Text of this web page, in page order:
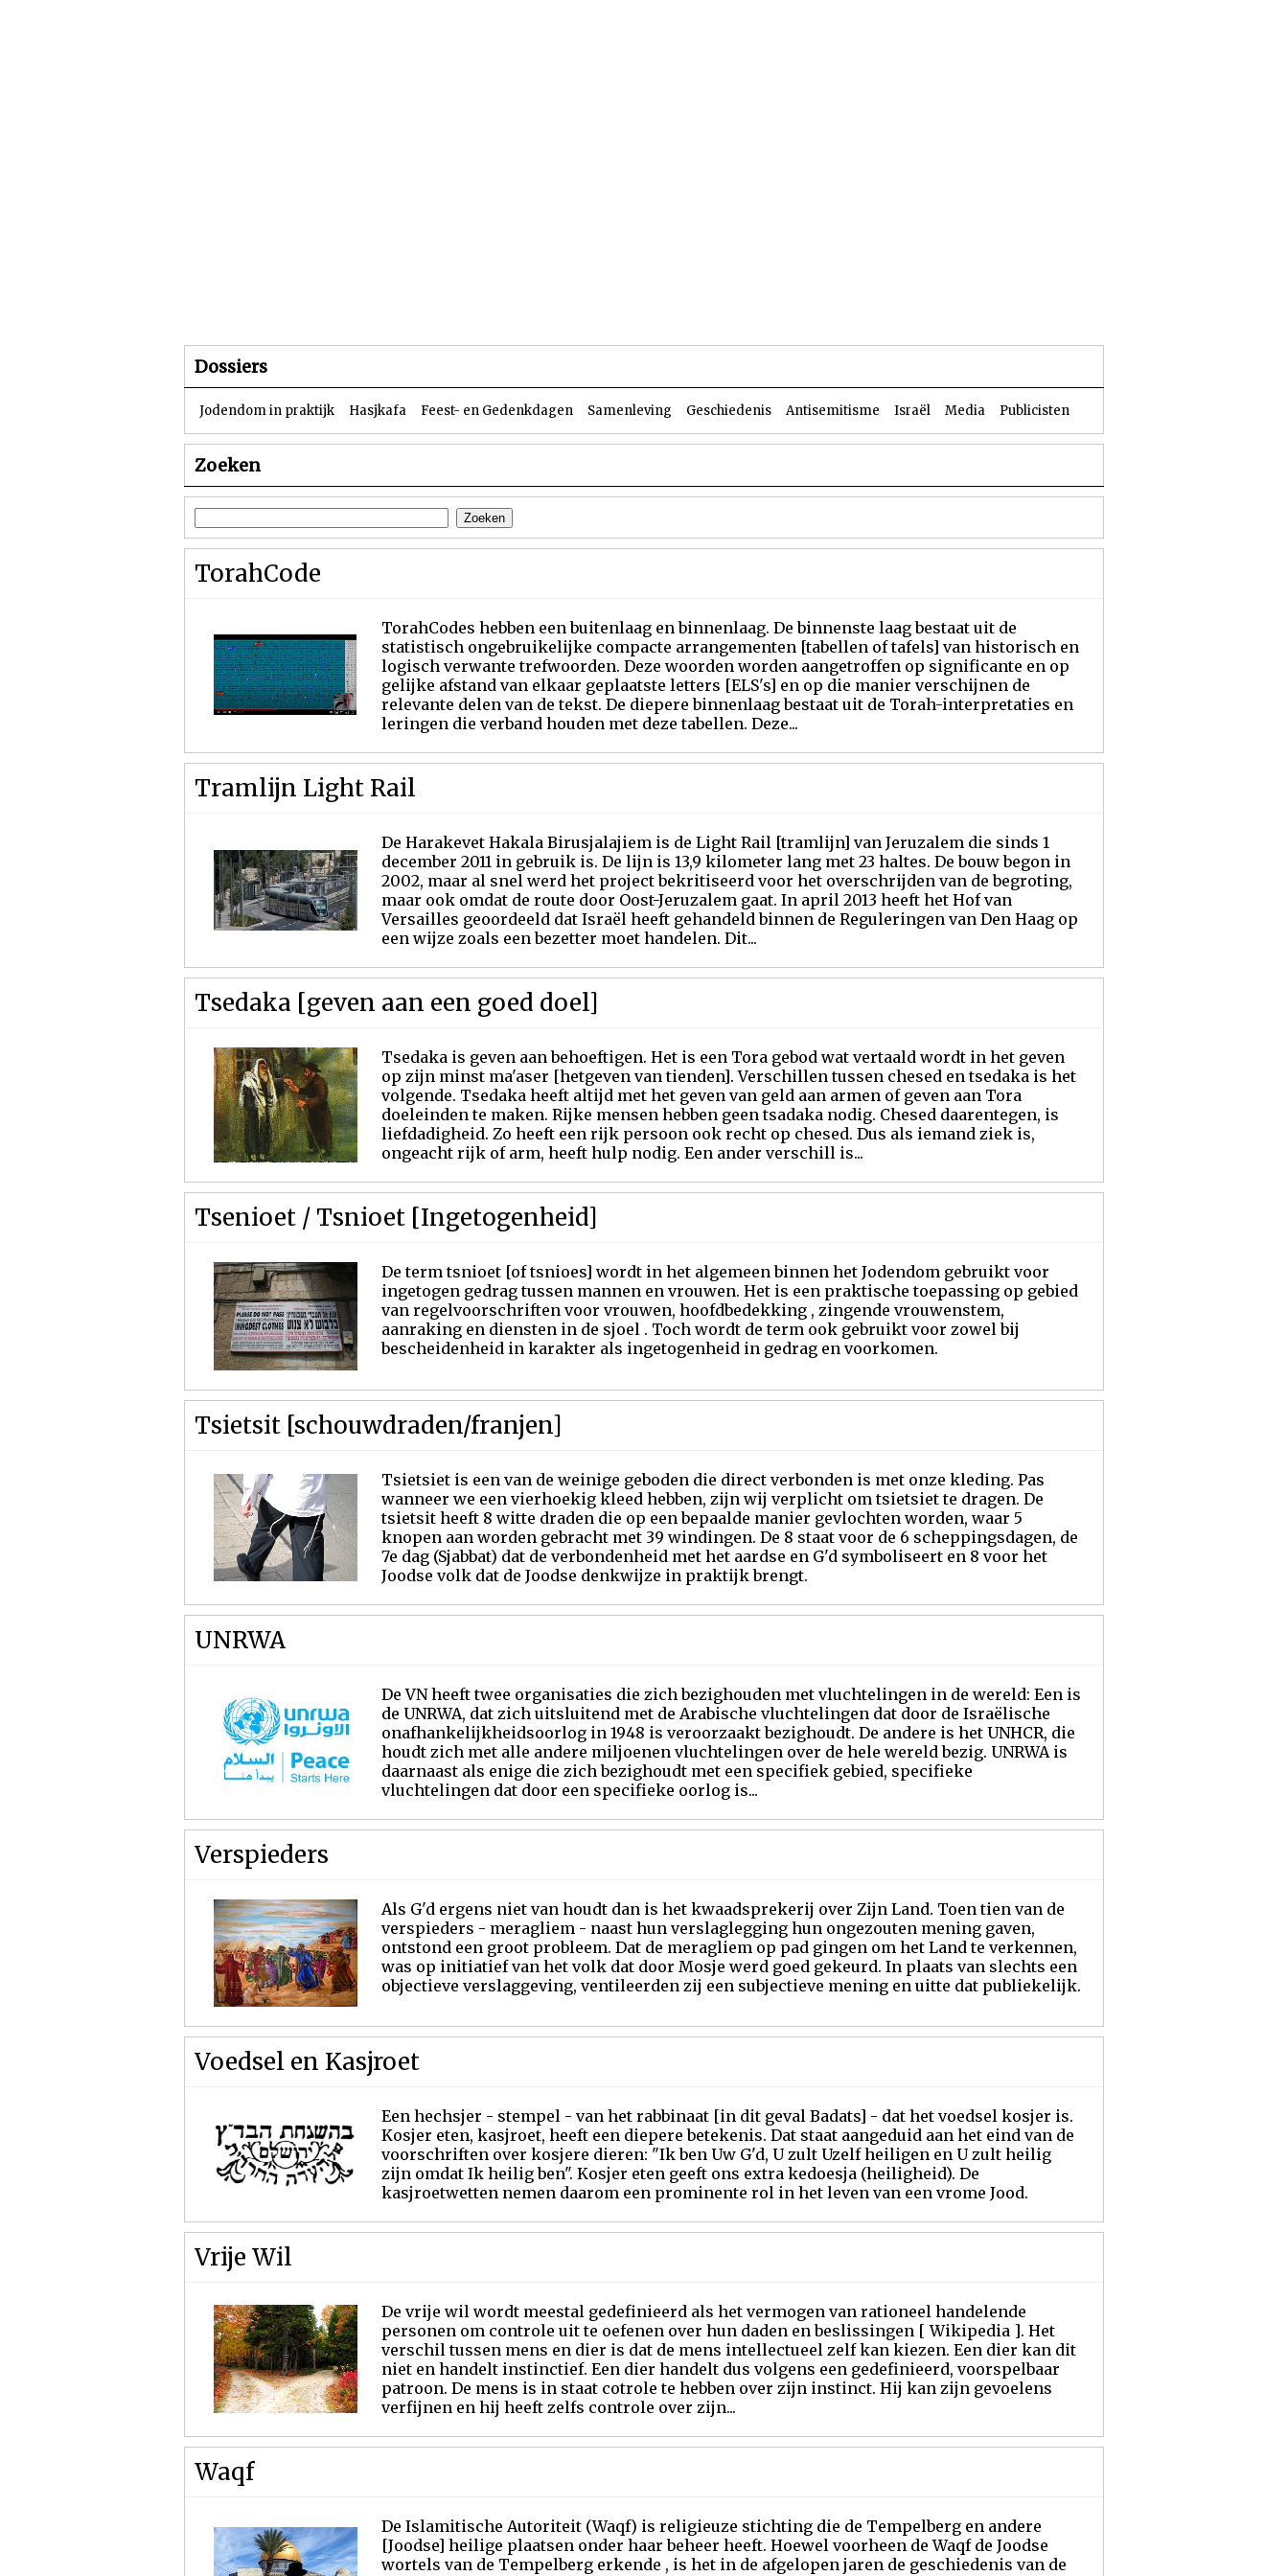
Dossiers
Jodendom in praktijk Hasjkafa Feest- en Gedenkdagen Samenleving Geschiedenis Antisemitisme Israël Media Publicisten
Zoeken
TorahCode
TorahCodes hebben een buitenlaag en binnenlaag. De binnenste laag bestaat uit de
statistisch ongebruikelijke compacte arrangementen [tabellen of tafels] van historisch en
logisch verwante trefwoorden. Deze woorden worden aangetroffen op significante en op
gelijke afstand van elkaar geplaatste letters [ELS's] en op die manier verschijnen de
relevante delen van de tekst. De diepere binnenlaag bestaat uit de Torah-interpretaties en
leringen die verband houden met deze tabellen. Deze...
Tramlijn Light Rail
De Harakevet Hakala Birusjalajiem is de Light Rail [tramlijn] van Jeruzalem die sinds 1
december 2011 in gebruik is. De lijn is 13,9 kilometer lang met 23 haltes. De bouw begon in
2002, maar al snel werd het project bekritiseerd voor het overschrijden van de begroting,
maar ook omdat de route door Oost-Jeruzalem gaat. In april 2013 heeft het Hof van
Versailles geoordeeld dat Israël heeft gehandeld binnen de Reguleringen van Den Haag op
een wijze zoals een bezetter moet handelen. Dit...
Tsedaka [geven aan een goed doel]
Tsedaka is geven aan behoeftigen. Het is een Tora gebod wat vertaald wordt in het geven
op zijn minst ma'aser [hetgeven van tienden]. Verschillen tussen chesed en tsedaka is het
volgende. Tsedaka heeft altijd met het geven van geld aan armen of geven aan Tora
doeleinden te maken. Rijke mensen hebben geen tsadaka nodig. Chesed daarentegen, is
liefdadigheid. Zo heeft een rijk persoon ook recht op chesed. Dus als iemand ziek is,
ongeacht rijk of arm, heeft hulp nodig. Een ander verschill is...
Tsenioet / Tsnioet [Ingetogenheid]
De term tsnioet [of tsnioes] wordt in het algemeen binnen het Jodendom gebruikt voor
ingetogen gedrag tussen mannen en vrouwen. Het is een praktische toepassing op gebied
van regelvoorschriften voor vrouwen, hoofdbedekking , zingende vrouwenstem,
aanraking en diensten in de sjoel . Toch wordt de term ook gebruikt voor zowel bij
bescheidenheid in karakter als ingetogenheid in gedrag en voorkomen.
Tsietsit [schouwdraden/franjen]
Tsietsiet is een van de weinige geboden die direct verbonden is met onze kleding. Pas
wanneer we een vierhoekig kleed hebben, zijn wij verplicht om tsietsiet te dragen. De
tsietsit heeft 8 witte draden die op een bepaalde manier gevlochten worden, waar 5
knopen aan worden gebracht met 39 windingen. De 8 staat voor de 6 scheppingsdagen, de
7e dag (Sjabbat) dat de verbondenheid met het aardse en G'd symboliseert en 8 voor het
Joodse volk dat de Joodse denkwijze in praktijk brengt.
UNRWA
De VN heeft twee organisaties die zich bezighouden met vluchtelingen in de wereld: Een is
de UNRWA, dat zich uitsluitend met de Arabische vluchtelingen dat door de Israëlische
onafhankelijkheidsoorlog in 1948 is veroorzaakt bezighoudt. De andere is het UNHCR, die
houdt zich met alle andere miljoenen vluchtelingen over de hele wereld bezig. UNRWA is
daarnaast als enige die zich bezighoudt met een specifiek gebied, specifieke
vluchtelingen dat door een specifieke oorlog is...
Verspieders
Als G'd ergens niet van houdt dan is het kwaadsprekerij over Zijn Land. Toen tien van de
verspieders - meragliem - naast hun verslaglegging hun ongezouten mening gaven,
ontstond een groot probleem. Dat de meragliem op pad gingen om het Land te verkennen,
was op initiatief van het volk dat door Mosje werd goed gekeurd. In plaats van slechts een
objectieve verslaggeving, ventileerden zij een subjectieve mening en uitte dat publiekelijk.
Voedsel en Kasjroet
Een hechsjer - stempel - van het rabbinaat [in dit geval Badats] - dat het voedsel kosjer is.
Kosjer eten, kasjroet, heeft een diepere betekenis. Dat staat aangeduid aan het eind van de
voorschriften over kosjere dieren: "Ik ben Uw G'd, U zult Uzelf heiligen en U zult heilig
zijn omdat Ik heilig ben". Kosjer eten geeft ons extra kedoesja (heiligheid). De
kasjroetwetten nemen daarom een prominente rol in het leven van een vrome Jood.
Vrije Wil
De vrije wil wordt meestal gedefinieerd als het vermogen van rationeel handelende
personen om controle uit te oefenen over hun daden en beslissingen [ Wikipedia ]. Het
verschil tussen mens en dier is dat de mens intellectueel zelf kan kiezen. Een dier kan dit
niet en handelt instinctief. Een dier handelt dus volgens een gedefinieerd, voorspelbaar
patroon. De mens is in staat cotrole te hebben over zijn instinct. Hij kan zijn gevoelens
verfijnen en hij heeft zelfs controle over zijn...
Waqf
De Islamitische Autoriteit (Waqf) is religieuze stichting die de Tempelberg en andere
[Joodse] heilige plaatsen onder haar beheer heeft. Hoewel voorheen de Waqf de Joodse
wortels van de Tempelberg erkende , is het in de afgelopen jaren de geschiedenis van de